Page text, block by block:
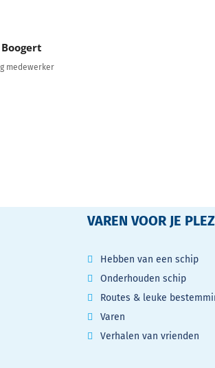
medewerker
VAREN VOOR JE
Hebben van een schip
Onderhouden schip
Routes & leuke
Varen
Verhalen van vrienden